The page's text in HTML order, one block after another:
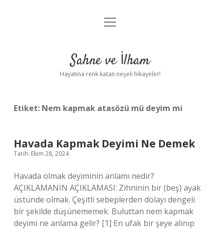
Anasayfa
Yasal Uyarı
menüyü
Sahne ve İlham
Hayatına renk katan neşeli hikayeler!
Etiket: Nem kapmak atasözü mü deyim mi
Havada Kapmak Deyimi Ne Demek
Tarih: Ekim 28, 2024
Havada olmak deyiminin anlamı nedir?
AÇIKLAMANIN AÇIKLAMASI: Zihninin bir (beş) ayak
üstünde olmak. Çeşitli sebeplerden dolayı dengeli
bir şekilde düşünememek. Buluttan nem kapmak
deyimi ne anlama gelir? [1] En ufak bir şeye alınıp